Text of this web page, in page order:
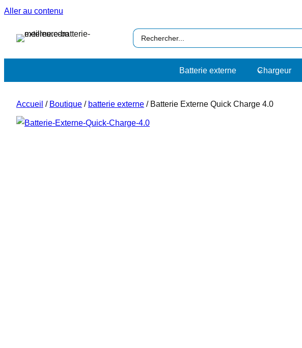
Aller au contenu
Search
…
Batterie externe Chargeur
Accueil / Boutique / batterie externe / Batterie Externe Quick Charge 4.0